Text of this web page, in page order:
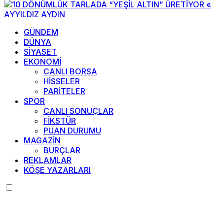
GÜNDEM
DÜNYA
SİYASET
EKONOMİ
CANLI BORSA
HİSSELER
PARİTELER
SPOR
CANLI SONUÇLAR
FİKSTÜR
PUAN DURUMU
MAGAZİN
BURÇLAR
REKLAMLAR
KÖŞE YAZARLARI